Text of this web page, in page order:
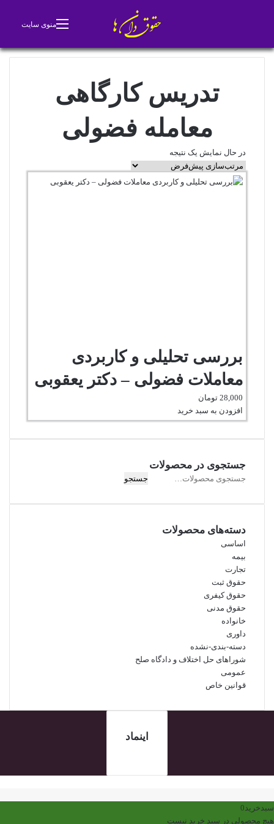
منوی سایت
تدریس کارگاهی
معامله فضولی
در حال نمایش یک نتیجه
بررسی تحلیلی و کاربردی
معاملات فضولی – دکتر یعقوبی
28,000 تومان
افزودن به سبد خرید
جستجوی در محصولات
جستجو
جستجو
دسته‌های محصولات
اساسی
بیمه
تجارت
حقوق ثبت
حقوق کیفری
حقوق مدنی
خانواده
داوری
دسته-بندی-نشده
شوراهای حل اختلاف و دادگاه صلح
عمومی
قوانین خاص
اینماد
به
بالا
سبدخرید0
هیچ محصولی در سبد خرید نیست